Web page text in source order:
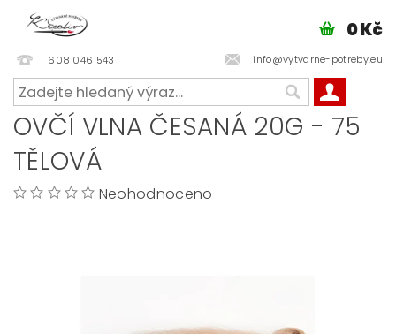
608 046 543 info@vytvarne-potreby.eu
0 Kč
OVČÍ VLNA ČESANÁ 20G - 75
TĚLOVÁ
Neohodnoceno